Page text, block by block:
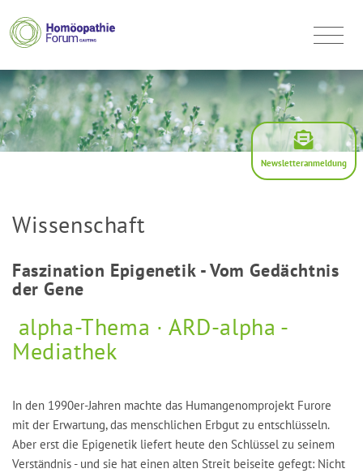
Newsletteranmeldung
Wissenschaft
Faszination Epigenetik - Vom Gedächtnis
der Gene
alpha-Thema ∙ ARD-alpha -
Mediathek
In den 1990er-Jahren machte das Humangenomprojekt Furore
mit der Erwartung, das menschlichen Erbgut zu entschlüsseln.
Aber erst die Epigenetik liefert heute den Schlüssel zu seinem
Verständnis - und sie hat einen alten Streit beiseite gefegt: Nicht